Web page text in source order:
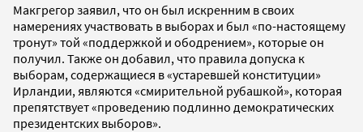
Макгрегор заявил, что он был искренним в своих
намерениях участвовать в выборах и был «по-настоящему
тронут» той «поддержкой и ободрением», которые он
получил. Также он добавил, что правила допуска к
выборам, содержащиеся в «устаревшей конституции»
Ирландии, являются «смирительной рубашкой», которая
препятствует «проведению подлинно демократических
президентских выборов».